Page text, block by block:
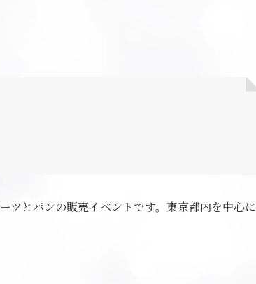
ツとパンの販売イベントです。東京都内を中心に